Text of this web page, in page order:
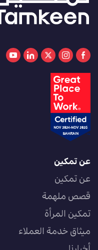
عن تمكين
عن تمكين
قصص ملهمة
تمكين المرأة
ميثاق خدمة العملاء